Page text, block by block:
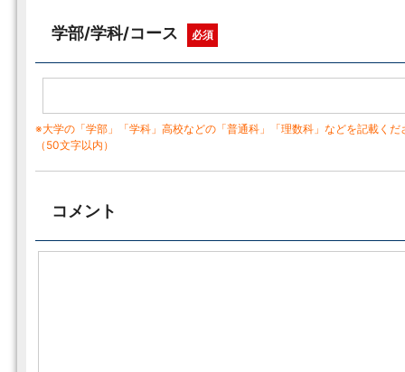
学部/学科/コース 必須
※大学の「学部」「学科」高校などの「普通科」「理数科」などを記載くだ
（50文字以内）
コメント